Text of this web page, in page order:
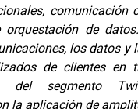
comunicación
de
los datos y
de clientes en
del segmento
la aplicación de